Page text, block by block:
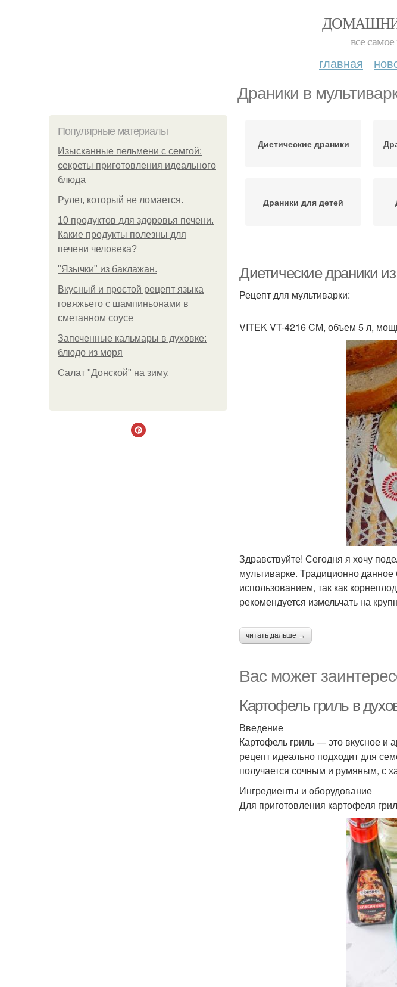
все
главная
Драники в
Популярные материалы
Изысканные пельмени с семгой:
секреты приготовления идеального
блюда
Рулет, который не ломается.
10 продуктов для здоровья печени.
Какие продукты полезны для
печени человека?
"Язычки" из баклажан.
Вкусный и простой рецепт языка
говяжьего с шампиньонами в
сметанном соусе
Запеченные кальмары в духовке:
блюдо из моря
Салат "Донской" на зиму.
Диетические драники
Драники для детей
Диетические драники
Рецепт для мультиварки:
VITEK VT-4216 CM, объем 5 л,
Здравствуйте! Сегодня я хочу
мультиварке. Традиционно
использованием, так как
рекомендуется измельчать на
читать дальше →
Вас может
Картофель гриль в
Введение
Картофель гриль — это вкусное и
рецепт идеально подходит для
получается сочным и румяным, с
Ингредиенты и оборудование
Для приготовления картофеля